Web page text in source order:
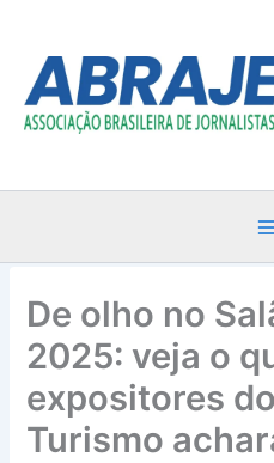
conteúdo
De olho no
2025: veja o
expositores
Turismo